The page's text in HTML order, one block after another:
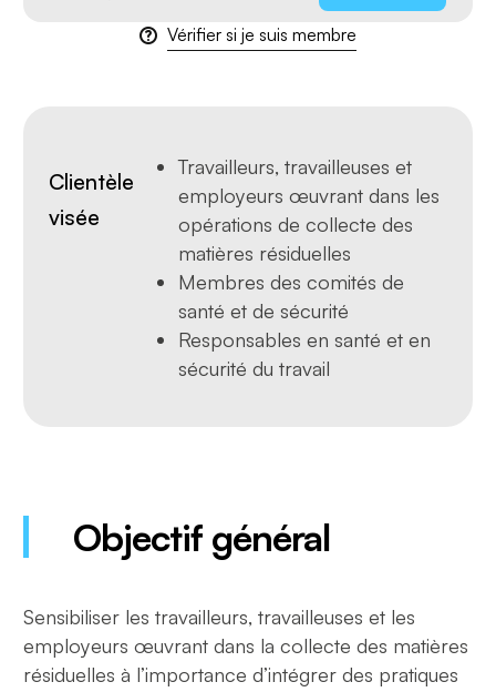
Vérifier si je suis membre
Clientèle
visée
Travailleurs, travailleuses et
employeurs œuvrant dans les
opérations de collecte des
matières résiduelles
Membres des comités de
santé et de sécurité
Responsables en santé et en
sécurité du travail
Objectif général
Sensibiliser les travailleurs, travailleuses et les
employeurs œuvrant dans la collecte des matières
résiduelles à l’importance d’intégrer des pratiques